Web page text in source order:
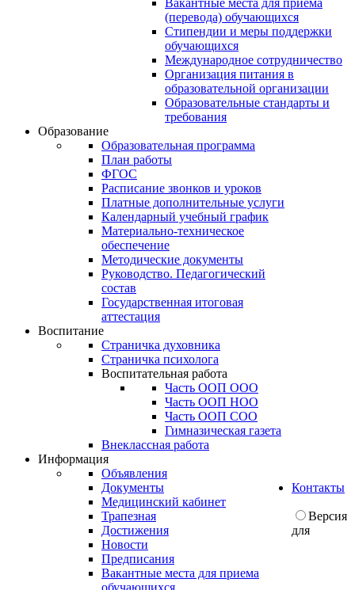
Вакантные места для приема
(перевода) обучающихся
Стипендии и меры поддержки
обучающихся
Международное сотрудничество
Организация питания в
образовательной организации
Образовательные стандарты и
требования
Образование
Образовательная программа
План работы
ФГОС
Расписание звонков и уроков
Платные дополнительные услуги
Календарный учебный график
Материально-техническое
обеспечение
Методические документы
Руководство. Педагогический
состав
Государственная итоговая
аттестация
Воспитание
Страничка духовника
Страничка психолога
Воспитательная работа
Часть ООП ООО
Часть ООП НОО
Часть ООП СОО
Гимназическая газета
Внеклассная работа
Информация
Объявления
Документы
Медицинский кабинет
Трапезная
Достижения
Новости
Предписания
Вакантные места для приема
обучающихся
Контакты
Версия
для